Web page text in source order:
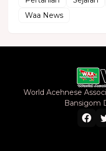
Waa News
World Acehnese
Bansigom